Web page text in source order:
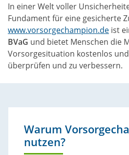
In einer Welt voller
Fundament für eine gesicherte
www.vorsorgechampion.de ist
BVaG und bietet Menschen die
Vorsorgesituation kostenlos
überprüfen und zu verbessern.
Warum
nutzen?